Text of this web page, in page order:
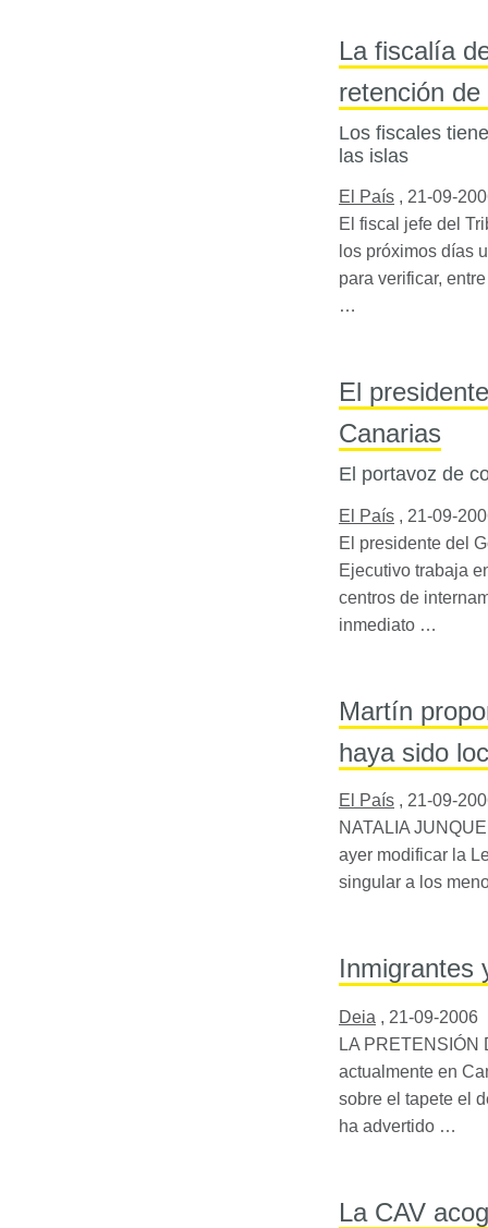
La fiscalía
retención
Los fiscales
las islas
El País , 21-09-
El fiscal jefe del
los próximos días
para verificar,
…
El
Canarias
El portavoz de
El País , 21-09-
El presidente del
Ejecutivo trabaja
centros de
inmediato …
Martín
haya sido
El País , 21-09-
NATALIA
ayer modificar la
singular a los
Inmigrantes
Deia , 21-09-2006
LA PRETENSIÓN
actualmente en
sobre el tapete el
ha advertido …
La CAV